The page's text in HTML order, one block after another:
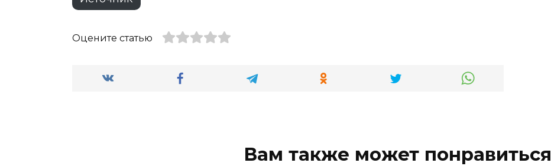
Оцените статью
Вам также может понравиться